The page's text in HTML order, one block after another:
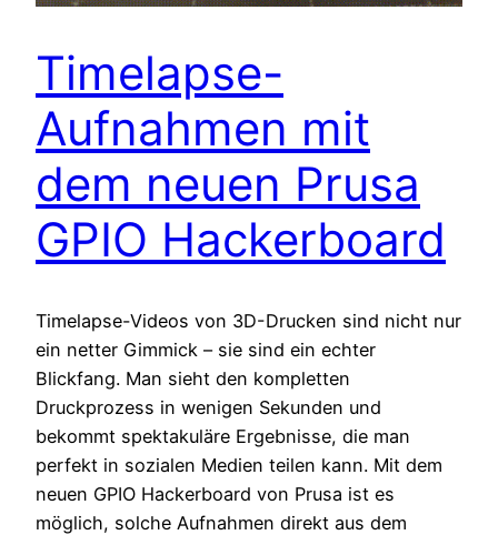
Timelapse-
Aufnahmen mit
dem neuen Prusa
GPIO Hackerboard
Timelapse-Videos von 3D-Drucken sind nicht nur
ein netter Gimmick – sie sind ein echter
Blickfang. Man sieht den kompletten
Druckprozess in wenigen Sekunden und
bekommt spektakuläre Ergebnisse, die man
perfekt in sozialen Medien teilen kann. Mit dem
neuen GPIO Hackerboard von Prusa ist es
möglich, solche Aufnahmen direkt aus dem